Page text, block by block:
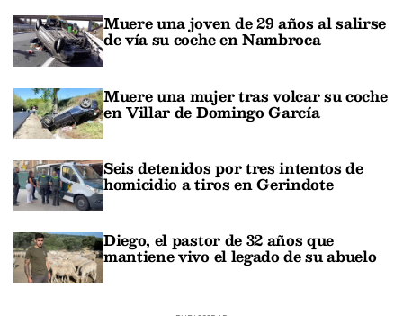
Muere una joven de 29 años al salirse
de vía su coche en Nambroca
Muere una mujer tras volcar su coche
en Villar de Domingo García
Seis detenidos por tres intentos de
homicidio a tiros en Gerindote
Diego, el pastor de 32 años que
mantiene vivo el legado de su abuelo